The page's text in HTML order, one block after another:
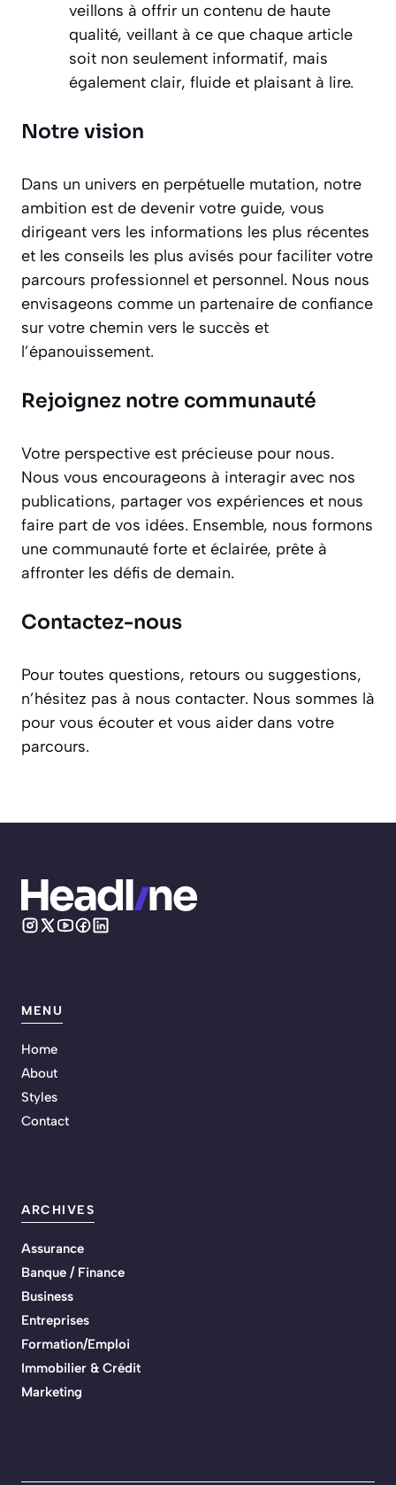
veillons à offrir un contenu de haute
qualité, veillant à ce que chaque article
soit non seulement informatif, mais
également clair, fluide et plaisant à lire.
Notre vision
Dans un univers en perpétuelle mutation, notre
ambition est de devenir votre guide, vous
dirigeant vers les informations les plus récentes
et les conseils les plus avisés pour faciliter votre
parcours professionnel et personnel. Nous nous
envisageons comme un partenaire de confiance
sur votre chemin vers le succès et
l’épanouissement.
Rejoignez notre communauté
Votre perspective est précieuse pour nous.
Nous vous encourageons à interagir avec nos
publications, partager vos expériences et nous
faire part de vos idées. Ensemble, nous formons
une communauté forte et éclairée, prête à
affronter les défis de demain.
Contactez-nous
Pour toutes questions, retours ou suggestions,
n’hésitez pas à nous contacter. Nous sommes là
pour vous écouter et vous aider dans votre
parcours.
MENU
Home
About
Styles
Contact
ARCHIVES
Assurance
Banque / Finance
Business
Entreprises
Formation/Emploi
Immobilier & Crédit
Marketing